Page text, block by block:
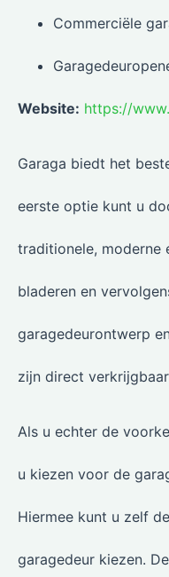
Commerciële
Website: https://
Garaga biedt het
eerste optie kunt u
traditionele, moderne
bladeren en
garagedeurontwerp
zijn direct
Als u echter de
u kiezen voor de
Hiermee kunt u zelf
garagedeur kiezen.